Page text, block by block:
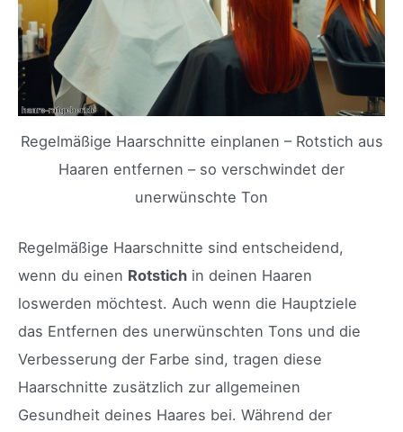
Regelmäßige Haarschnitte einplanen – Rotstich aus
Haaren entfernen – so verschwindet der
unerwünschte Ton
Regelmäßige Haarschnitte sind entscheidend,
wenn du einen Rotstich in deinen Haaren
loswerden möchtest. Auch wenn die Hauptziele
das Entfernen des unerwünschten Tons und die
Verbesserung der Farbe sind, tragen diese
Haarschnitte zusätzlich zur allgemeinen
Gesundheit deines Haares bei. Während der